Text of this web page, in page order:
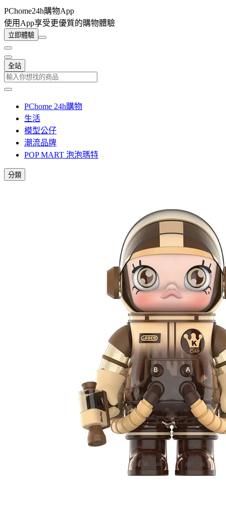
PChome24h購物App
使用App享受更優質的購物體驗
立即體驗
全站
PChome 24h購物
生活
模型公仔
潮流品牌
POP MART 泡泡瑪特
分類